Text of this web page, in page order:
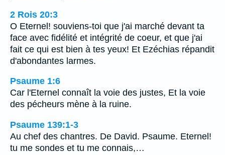
2 Rois 20:3
O Eternel! souviens-toi que j'ai marché devant ta
face avec fidélité et intégrité de coeur, et que j'ai
fait ce qui est bien à tes yeux! Et Ezéchias répandit
d'abondantes larmes.
Psaume 1:6
Car l'Eternel connaît la voie des justes, Et la voie
des pécheurs mène à la ruine.
Psaume 139:1-3
Au chef des chantres. De David. Psaume. Eternel!
tu me sondes et tu me connais,…